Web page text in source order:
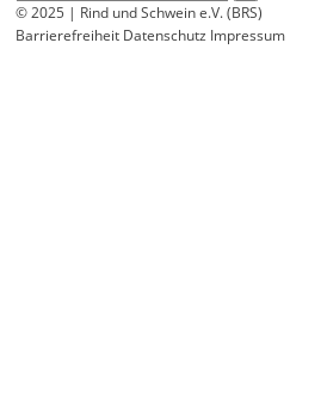
© 2025 | Rind und Schwein e.V. (BRS)
Barrierefreiheit Datenschutz Impressum